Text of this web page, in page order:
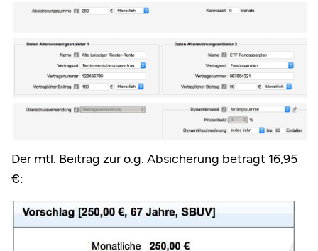
Der mtl. Beitrag zur o.g. Absicherung beträgt 16,95
€: